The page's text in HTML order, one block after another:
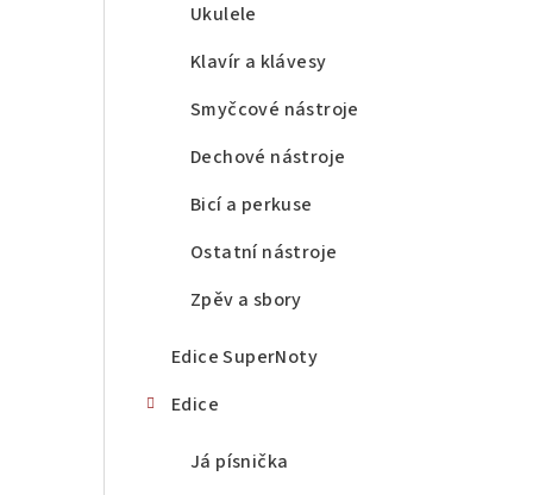
Ukulele
Klavír a klávesy
Smyčcové nástroje
Dechové nástroje
Bicí a perkuse
Ostatní nástroje
Zpěv a sbory
Edice SuperNoty
Edice
Já písnička